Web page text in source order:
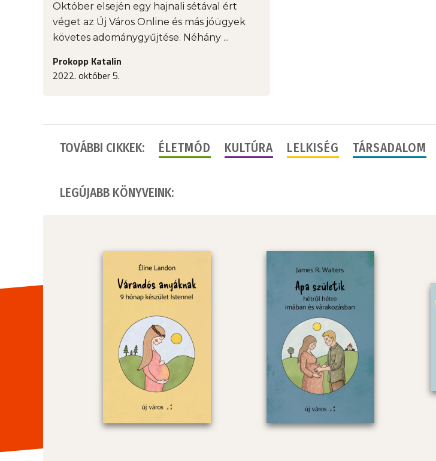
Október elsején egy hajnali sétával ért
véget az Új Város Online és más jóügyek
követes adománygyűjtése. Néhány ...
Prokopp Katalin
2022. október 5.
TOVÁBBI CIKKEK: ÉLETMÓD KULTÚRA LELKISÉG TÁRSADALOM
LEGÚJABB KÖNYVEINK: